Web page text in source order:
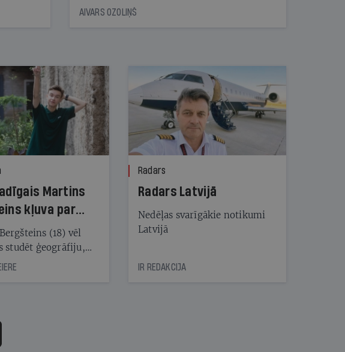
AIVARS OZOLIŅŠ
Martins
kļuva par
seju?(18) vēl
studēt ģeogrāfiju,
jau uzticas
mammas
drosme turpināt
arī tad, kad
Radars
Radars Latvijā
Nedēļas svarīgākie notikumi
Latvijā
IR REDAKCIJA